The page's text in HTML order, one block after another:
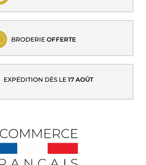
BRODERIE OFFERTE
EXPÉDITION DÈS LE 17 AOÛT